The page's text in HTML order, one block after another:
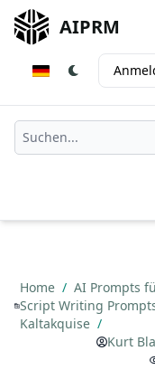
AIPRM
Home / AI Prompts
Script Writing
Kaltakquise /
Kurt